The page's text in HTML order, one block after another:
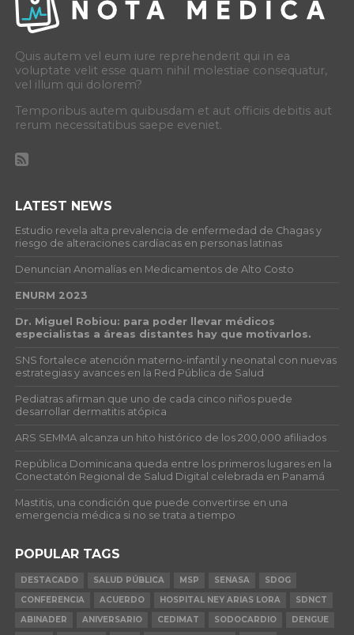
Quis autem vel eum iure reprehenderit qui in ea
voluptate velit esse quam nihil molestiae consequatur,
vel illum qui dolorem?
Temporibus autem quibusdam et aut officiis debitis aut
rerum necessitatibus saepe eveniet.
LATEST NEWS
Estudio revela alta prevalencia de enfermedad de Chagas y
riesgo de alteraciones cardíacas en personas latinas
Denuncian Anomalías en Medicamentos de Alto Costo
ENURM 2023
Dr. Miguel Robiou: para poder llevar médicos
especialistas a áreas distantes hay que motivarlos.
SNS fortalece atención materno-infantil y neonatal con nuevas
estrategias y avances en la Red Pública de Salud
Pediatras afirman que uno de cada cinco niños puede
desarrollar dermatitis atópica
ARS SEMMA alcanza un hito histórico de los 200,000 afiliados
República Dominicana queda entre los primeros lugares en la
Conectatón Regional de Salud Digital celebrada en Panamá
Mastitis, una condición que puede convertirse en una
emergencia médica si no se trata a tiempo
POPULAR TAGS
DESTACADO SALUD PÚBLICA MSP SENASA
SDOG
CONFERENCIA
ACUERDO HOSPITAL NEY ARIAS LORA
SDNCT
ABINADER
ANIVERSARIO CEDIMAT SODOCARDIO
DENGUE